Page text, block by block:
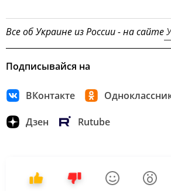
Все об Украине из России - на сайте
Подписывайся на
ВКонтакте
Дзен Rutube